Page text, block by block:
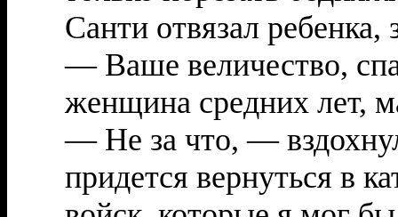
Санти отвязал
— Ваше величество,
женщина средних лет,
— Не за что, —
придется вернуться в